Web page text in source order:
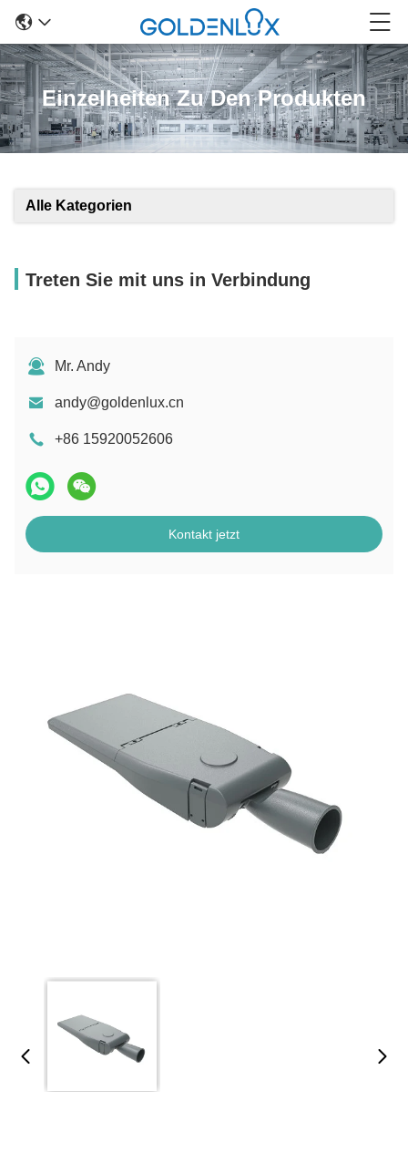
Einzelheiten Zu Den Produkten
Alle Kategorien
Treten Sie mit uns in Verbindung
Mr. Andy
andy@goldenlux.cn
+86 15920052606
Kontakt jetzt